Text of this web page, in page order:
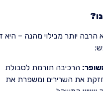
הרבה יותר מבילוי מהנה – היא
הרכיבה תורמת לסבולת
את השרירים ומשפרת את